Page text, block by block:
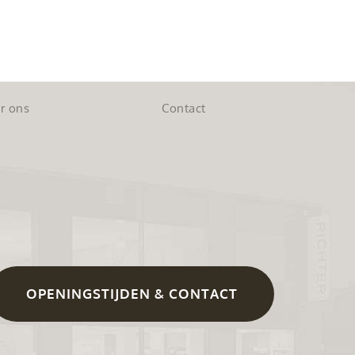
ons Contact
OPENINGSTIJDEN & CONTACT